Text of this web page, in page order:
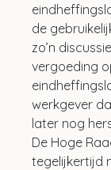
de
zo’n
vergoeding
werkgever
later nog
De Hoge
tegelijkertijd